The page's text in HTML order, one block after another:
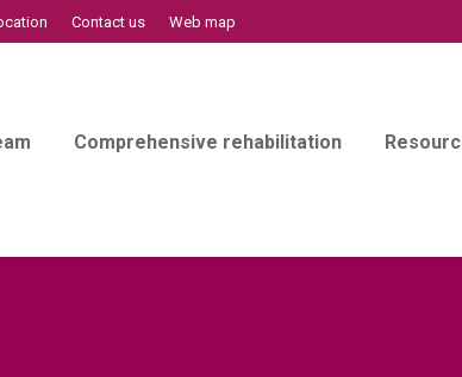
Contact us Web map
Comprehensive rehabilitation